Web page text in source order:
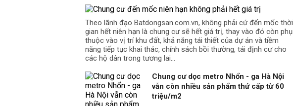
Theo lãnh đạo Batdongsan.com.vn, không phải cứ đến mốc thời
gian hết niên hạn là chung cư sẽ hết giá trị, thay vào đó còn phụ
thuộc vào vị trí khu đất, khả năng tái thiết của dự án và tiềm
năng tiếp tục khai thác, chính sách bồi thường, tái định cư cho
các hộ dân trong tương lai…
Chung cư dọc metro Nhổn - ga Hà Nội
vẫn còn nhiều sản phẩm thứ cấp từ 60
triệu/m2